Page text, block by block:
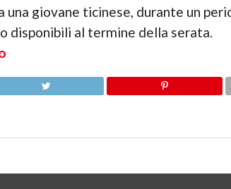
una giovane ticinese, durante un
disponibili al termine della serata.